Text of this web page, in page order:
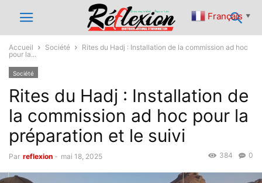
Accueil Société
Rites du Hadj : Installation de la commission ad hoc
pour la...
Société
Rites du Hadj : Installation de
la commission ad hoc pour la
préparation et le suivi
Par reflexion - mai 18, 2025 0
384
Français ▼